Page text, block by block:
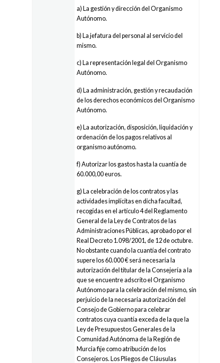
a) La gestión y dirección del Organismo
Autónomo.
b) La jefatura del personal al servicio del
mismo.
c) La representación legal del Organismo
Autónomo.
d) La administración, gestión y recaudación
de los derechos económicos del Organismo
Autónomo.
e) La autorización, disposición, liquidación y
ordenación de los pagos relativos al
organismo autónomo.
f) Autorizar los gastos hasta la cuantía de
60.000,00 euros.
g) La celebración de los contratos y las
actividades implícitas en dicha facultad,
recogidas en el artículo 4 del Reglamento
General de la Ley de Contratos de las
Administraciones Públicas, aprobado por el
Real Decreto 1.098/2001, de 12 de octubre.
No obstante cuando la cuantía del contrato
supere los 60.000 € será necesaria la
autorización del titular de la Consejería a la
que se encuentre adscrito el Organismo
Autónomo para la celebración del mismo, sin
perjuicio de la necesaria autorización del
Consejo de Gobierno para celebrar
contratos cuya cuantía exceda de la que la
Ley de Presupuestos Generales de la
Comunidad Autónoma de la Región de
Murcia fije como atribución de los
Consejeros. Los Pliegos de Cláusulas